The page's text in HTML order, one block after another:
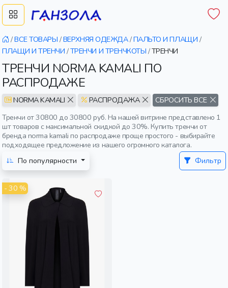
/ВСЕ ТОВАРЫ /ВЕРХНЯЯ ОДЕЖДА/ПАЛЬТО И ПЛАЩИ /
ПЛАЩИ И ТРЕНЧИ /ТРЕНЧИ И ТРЕНЧКОТЫ /ТРЕНЧИ
ТРЕНЧИ NORMA KAMALI ПО
РАСПРОДАЖЕ
NORMA KAMALI РАСПРОДАЖА
СБРОСИТЬ ВСЕ
Тренчи от 30800 до 30800 руб. На нашей витрине представлено 1
шт товаров с максимальной скидкой до 30%. Купить тренчи от
бренда norma kamali по распродаже проще простого - выбирайте
подходящее предложение из нашего огромного каталога.
По популярности
Фильтр
- 30 %